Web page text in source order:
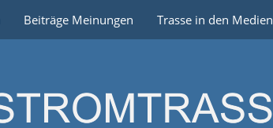
Beiträge Meinungen Trasse in den Medien